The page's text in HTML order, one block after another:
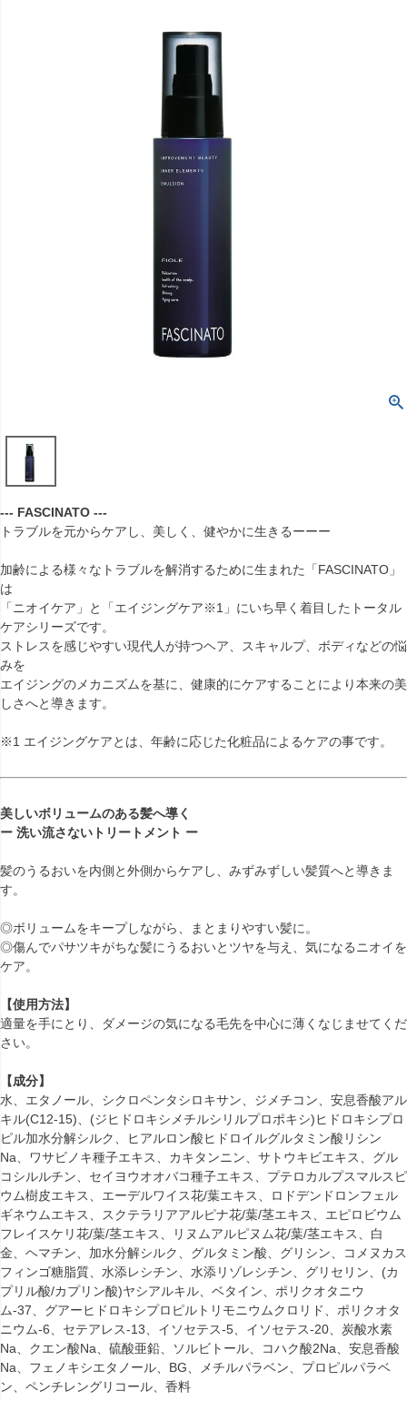
--- FASCINATO ---
トラブルを元からケアし、美しく、健やかに生きるーーー
加齢による様々なトラブルを解消するために生まれた「FASCINATO」
は
「ニオイケア」と「エイジングケア※1」にいち早く着目したトータル
ケアシリーズです。
ストレスを感じやすい現代人が持つヘア、スキャルプ、ボディなどの悩
みを
エイジングのメカニズムを基に、健康的にケアすることにより本来の美
しさへと導きます。
※1 エイジングケアとは、年齢に応じた化粧品によるケアの事です。
美しいボリュームのある髪へ導く
ー 洗い流さないトリートメント ー
髪のうるおいを内側と外側からケアし、みずみずしい髪質へと導きま
す。
◎ボリュームをキープしながら、まとまりやすい髪に。
◎傷んでパサツキがちな髪にうるおいとツヤを与え、気になるニオイを
ケア。
【使用方法】
適量を手にとり、ダメージの気になる毛先を中心に薄くなじませてくだ
さい。
【成分】
水、エタノール、シクロペンタシロキサン、ジメチコン、安息香酸アル
キル(C12-15)、(ジヒドロキシメチルシリルプロポキシ)ヒドロキシプロ
ピル加水分解シルク、ヒアルロン酸ヒドロイルグルタミン酸リシン
Na、ワサビノキ種子エキス、カキタンニン、サトウキビエキス、グル
コシルルチン、セイヨウオオバコ種子エキス、プテロカルプスマルスピ
ウム樹皮エキス、エーデルワイス花/葉エキス、ロドデンドロンフェル
ギネウムエキス、スクテラリアアルピナ花/葉/茎エキス、エピロビウム
フレイスケリ花/葉/茎エキス、リヌムアルピヌム花/葉/茎エキス、白
金、ヘマチン、加水分解シルク、グルタミン酸、グリシン、コメヌカス
フィンゴ糖脂質、水添レシチン、水添リゾレシチン、グリセリン、(カ
プリル酸/カプリン酸)ヤシアルキル、ベタイン、ポリクオタニウ
ム-37、グアーヒドロキシプロピルトリモニウムクロリド、ポリクオタ
ニウム-6、セテアレス-13、イソセテス-5、イソセテス-20、炭酸水素
Na、クエン酸Na、硫酸亜鉛、ソルビトール、コハク酸2Na、安息香酸
Na、フェノキシエタノール、BG、メチルパラベン、プロピルパラベ
ン、ペンチレングリコール、香料